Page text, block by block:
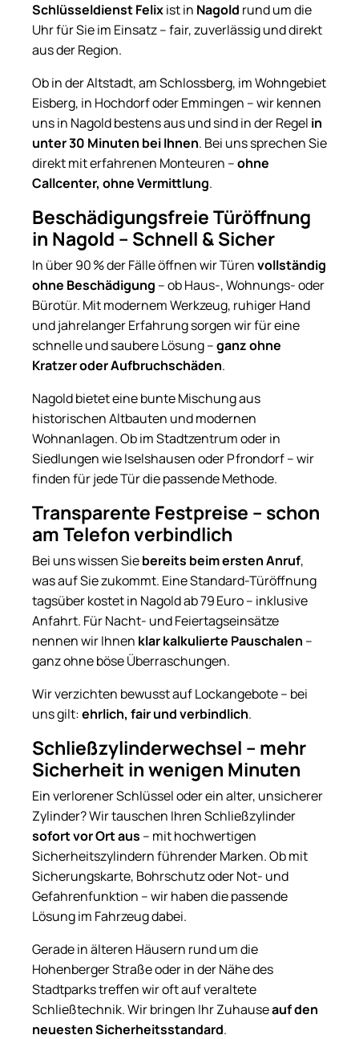
Schlüsseldienst Felixist in Nagold rund um die
Uhr für Sie im Einsatz – fair, zuverlässig und direkt
aus der Region.
Ob in der Altstadt, am Schlossberg, im Wohngebiet
Eisberg, in Hochdorf oder Emmingen – wir kennen
uns in Nagold bestens aus und sind in der Regel in
unter 30 Minuten bei Ihnen. Bei uns sprechen Sie
direkt mit erfahrenen Monteuren –ohne
Callcenter, ohne Vermittlung.
Beschädigungsfreie Türöffnung
in Nagold – Schnell & Sicher
In über 90 % der Fälle öffnen wir Türenvollständig
ohne Beschädigung – ob Haus-, Wohnungs- oder
Bürotür. Mit modernem Werkzeug, ruhiger Hand
und jahrelanger Erfahrung sorgen wir für eine
schnelle und saubere Lösung –ganz ohne
Kratzer oder Aufbruchschäden.
Nagold bietet eine bunte Mischung aus
historischen Altbauten und modernen
Wohnanlagen. Ob im Stadtzentrum oder in
Siedlungen wie Iselshausen oder Pfrondorf – wir
finden für jede Tür die passende Methode.
Transparente Festpreise – schon
am Telefon verbindlich
Bei uns wissen Siebereits beim ersten Anruf,
was auf Sie zukommt. Eine Standard-Türöffnung
tagsüber kostet in Nagold ab 79 Euro – inklusive
Anfahrt. Für Nacht- und Feiertagseinsätze
nennen wir Ihnen klar kalkulierte Pauschalen –
ganz ohne böse Überraschungen.
Wir verzichten bewusst auf Lockangebote – bei
uns gilt:ehrlich, fair und verbindlich.
Schließzylinderwechsel – mehr
Sicherheit in wenigen Minuten
Ein verlorener Schlüssel oder ein alter, unsicherer
Zylinder? Wir tauschen Ihren Schließzylinder
sofort vor Ort aus – mit hochwertigen
Sicherheitszylindern führender Marken. Ob mit
Sicherungskarte, Bohrschutz oder Not- und
Gefahrenfunktion – wir haben die passende
Lösung im Fahrzeug dabei.
Gerade in älteren Häusern rund um die
Hohenberger Straße oder in der Nähe des
Stadtparks treffen wir oft auf veraltete
Schließtechnik. Wir bringen Ihr Zuhauseauf den
neuesten Sicherheitsstandard.